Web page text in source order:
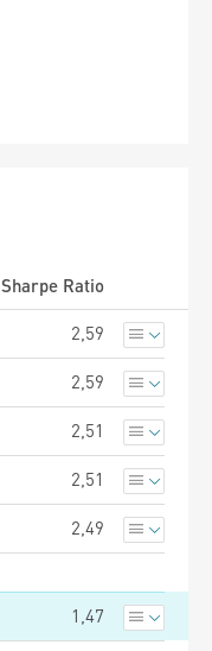
Sharpe Ratio
2,59
2,59
2,51
2,51
2,49
1,47